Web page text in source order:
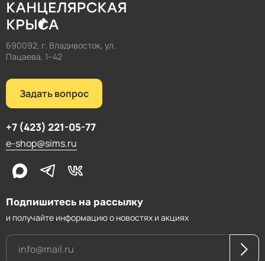
690092, г. Владивосток, ул.
Пацаева, 1–42
Подпишитесь на рассылку
и получайте информацию о новостях и акциях
Задать вопрос
+7 (423) 221-05-77
e-shop@sims.ru